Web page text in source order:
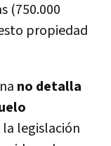
(750.000
propiedad
no detalla
legislación